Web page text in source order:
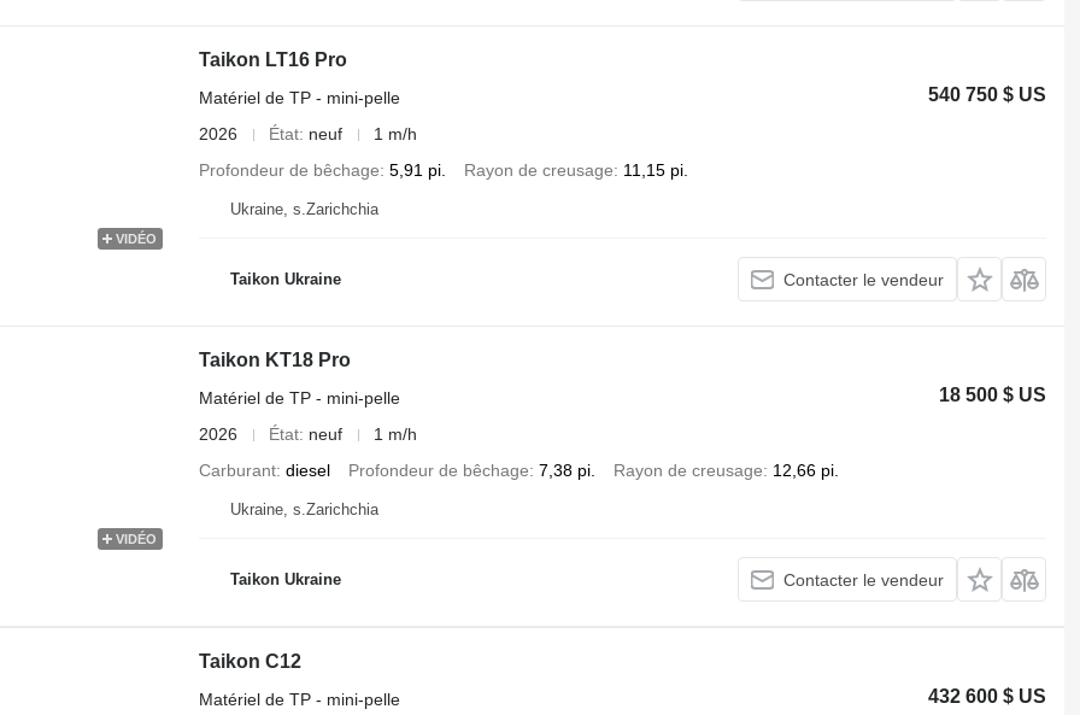
VIDÉO
Taikon LT16 Pro
540 750 $ US
Matériel de TP - mini-pelle
2026
État neuf
1 m/h
Profondeur de bêchage 5,91 pi. Rayon de creusage 11,15 pi.
Ukraine, s.Zarichchia
Taikon Ukraine Contacter le vendeur
VIDÉO
Taikon KT18 Pro
18 500 $ US
Matériel de TP - mini-pelle
2026
État neuf
1 m/h
Carburant diesel Profondeur de bêchage 7,38 pi. Rayon de creusage 12,66 pi.
Ukraine, s.Zarichchia
Taikon Ukraine Contacter le vendeur
Taikon C12
432 600 $ US
Matériel de TP - mini-pelle